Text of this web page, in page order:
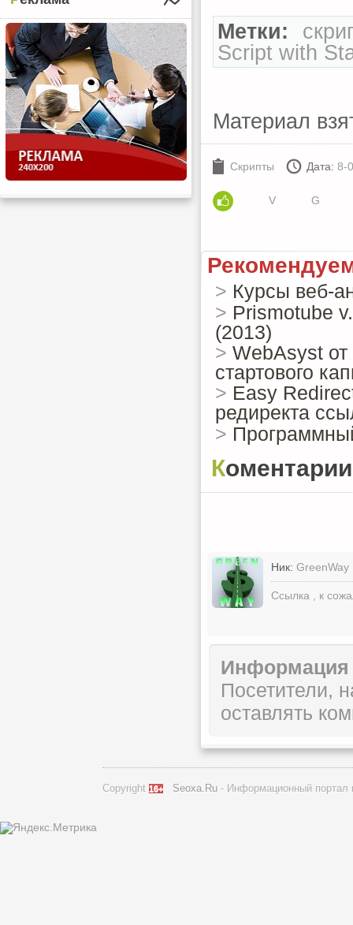
Метки:
Script with
Материал
Скрипты Дата: 8-
V G
> Курсы веб-
> Prismotube
(2013)
> WebAsyst от
стартового
> Easy
редиректа
>
Коментарии
Ник: GreenWay
Ссылка , к
Информация
Посетители,
оставлять
Copyright 16+ Seoxa.Ru - Информационный портал